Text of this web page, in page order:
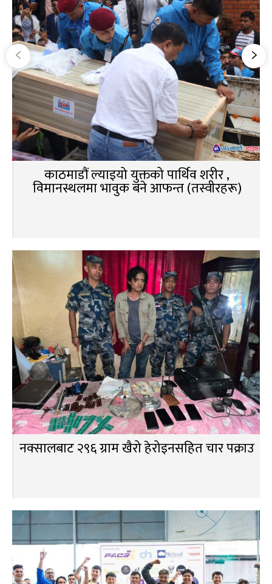
काठमाडौं ल्याइयो युक्तको पार्थिव शरीर ,
विमानस्थलमा भावुक बने आफन्त (तस्वीरहरू)
नक्सालबाट २९६ ग्राम खैरो हेरोइनसहित चार पक्राउ